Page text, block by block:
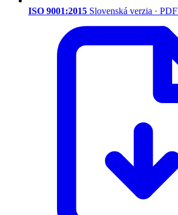
ISO 9001:2015 Slovenská verzia · PDF